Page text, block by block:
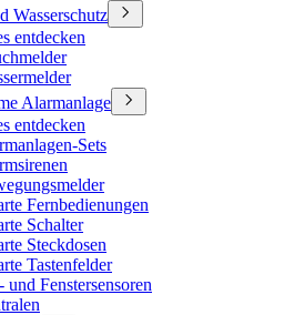
Wasserschutz
entdecken
Alarmanlage
entdecken
Sets
Fernbedienungen
Schalter
Steckdosen
Tastenfelder
und Fenstersensoren